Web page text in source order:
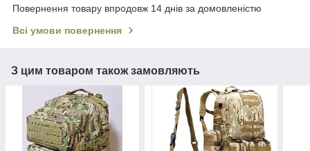
Повернення товару впродовж 14 днів за домовленістю
Всі умови повернення
З цим товаром також замовляють